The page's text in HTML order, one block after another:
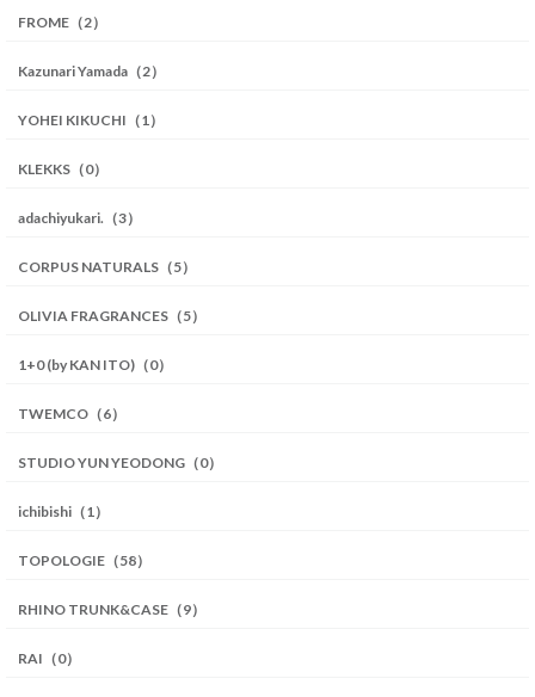
FROME（2）
Kazunari Yamada（2）
YOHEI KIKUCHI（1）
KLEKKS（0）
adachiyukari.（3）
CORPUS NATURALS（5）
OLIVIA FRAGRANCES（5）
1+0 (by KAN ITO)（0）
TWEMCO（6）
STUDIO YUN YEODONG（0）
ichibishi（1）
TOPOLOGIE（58）
RHINO TRUNK&CASE（9）
RAI（0）